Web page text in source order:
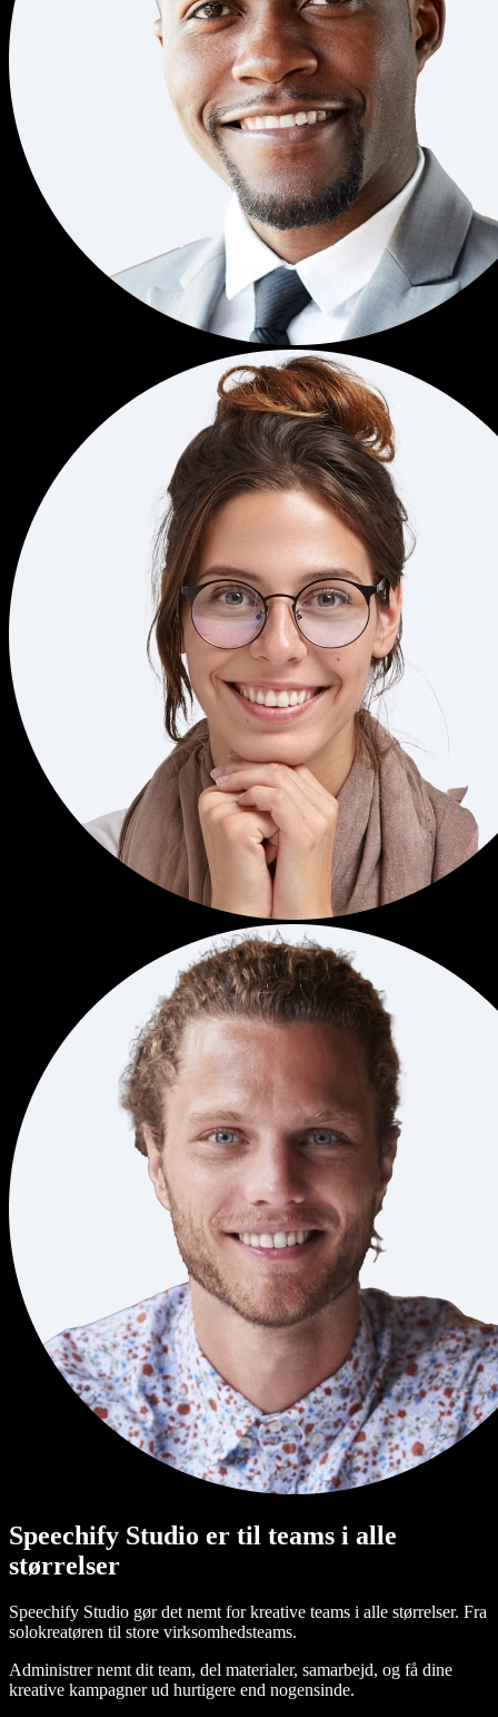
Speechify Studio er til teams i alle
størrelser
Speechify Studio gør det nemt for kreative teams i alle størrelser. Fra
solokreatøren til store virksomhedsteams.
Administrer nemt dit team, del materialer, samarbejd, og få dine
kreative kampagner ud hurtigere end nogensinde.